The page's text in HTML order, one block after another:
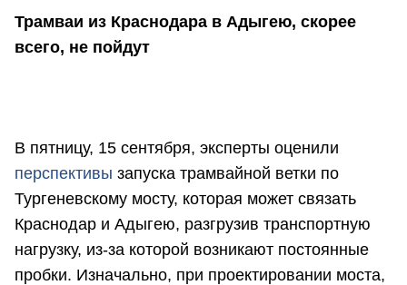
Трамваи из Краснодара в Адыгею, скорее
всего, не пойдут
В пятницу, 15 сентября, эксперты оценили
перспективы запуска трамвайной ветки по
Тургеневскому мосту, которая может связать
Краснодар и Адыгею, разгрузив транспортную
нагрузку, из-за которой возникают постоянные
пробки. Изначально, при проектировании моста,